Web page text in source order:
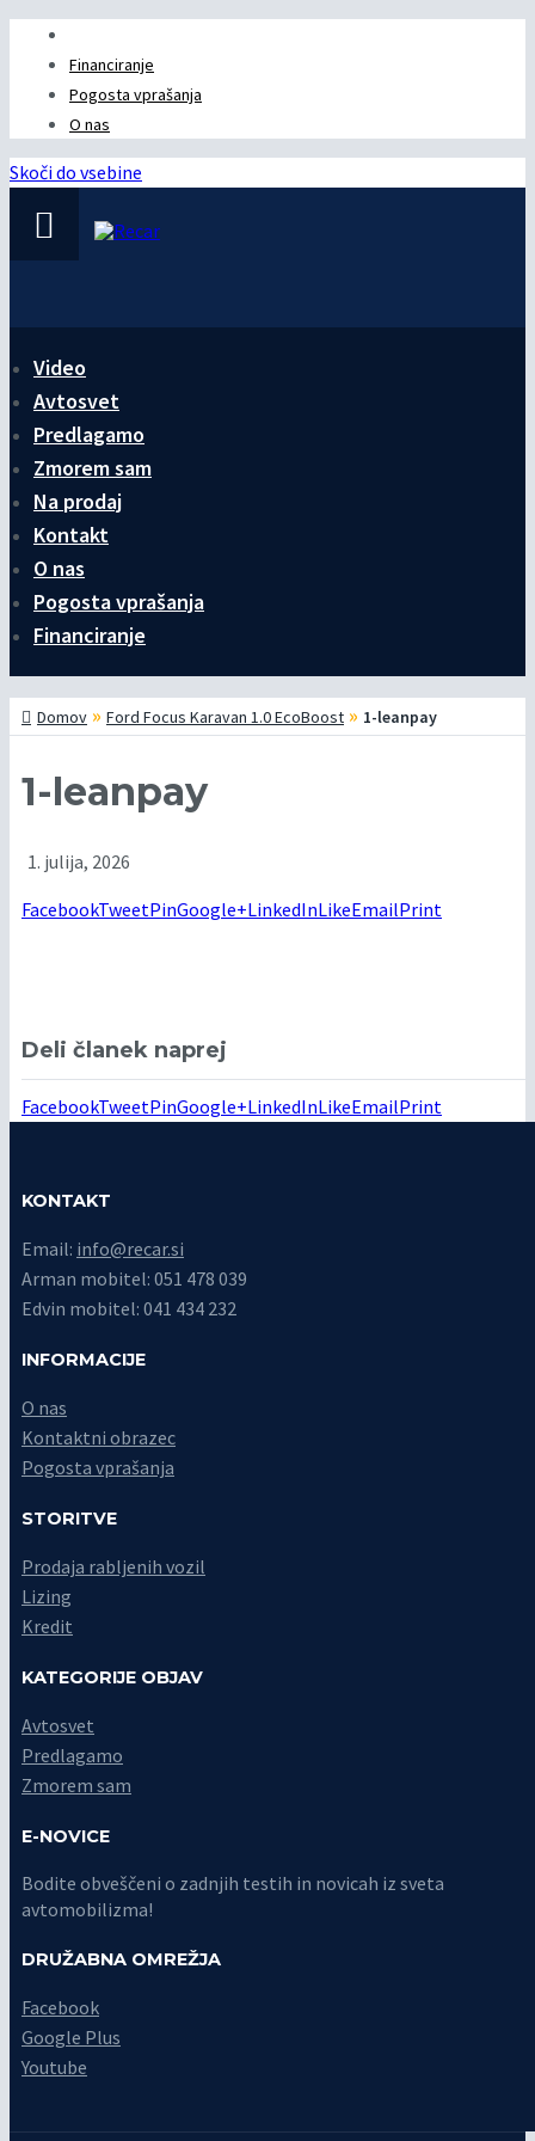
Financiranje
Pogosta vprašanja
O nas
Skoči do vsebine
Video
Avtosvet
Predlagamo
Zmorem sam
Na prodaj
Kontakt
O nas
Pogosta vprašanja
Financiranje
Domov » Ford Focus Karavan 1.0 EcoBoost » 1-leanpay
1-leanpay
1. julija, 2026
FacebookTweetPinGoogle+LinkedInLikeEmailPrint
Deli članek naprej
FacebookTweetPinGoogle+LinkedInLikeEmailPrint
KONTAKT
Email: info@recar.si
Arman mobitel: 051 478 039
Edvin mobitel: 041 434 232
INFORMACIJE
O nas
Kontaktni obrazec
Pogosta vprašanja
STORITVE
Prodaja rabljenih vozil
Lizing
Kredit
KATEGORIJE OBJAV
Avtosvet
Predlagamo
Zmorem sam
E-NOVICE
Bodite obveščeni o zadnjih testih in novicah iz sveta
avtomobilizma!
DRUŽABNA OMREŽJA
Facebook
Google Plus
Youtube